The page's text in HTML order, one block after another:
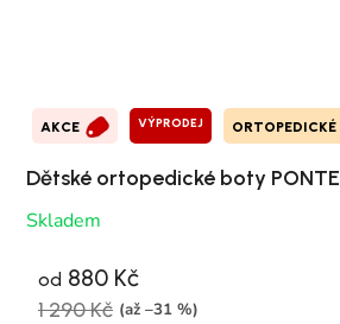
AKCE VÝPRODEJ ORTOPEDICKÉ
Dětské ortopedické boty PONTE
Skladem
od 880 Kč
1 290 Kč (až –31 %)